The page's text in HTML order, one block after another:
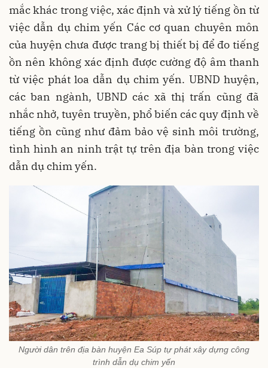
mắc khác trong việc, xác định và xử lý tiếng ồn từ
việc dẫn dụ chim yến Các cơ quan chuyên môn
của huyện chưa được trang bị thiết bị để đo tiếng
ồn nên không xác định được cường độ âm thanh
từ việc phát loa dẫn dụ chim yến. UBND huyện,
các ban ngành, UBND các xã thị trấn cũng đã
nhắc nhở, tuyên truyền, phổ biến các quy định về
tiếng ồn cũng như đảm bảo vệ sinh môi trường,
tình hình an ninh trật tự trên địa bàn trong việc
dẫn dụ chim yến.
Người dân trên địa bàn huyện Ea Súp tự phát xây dựng công
trình dẫn dụ chim yến